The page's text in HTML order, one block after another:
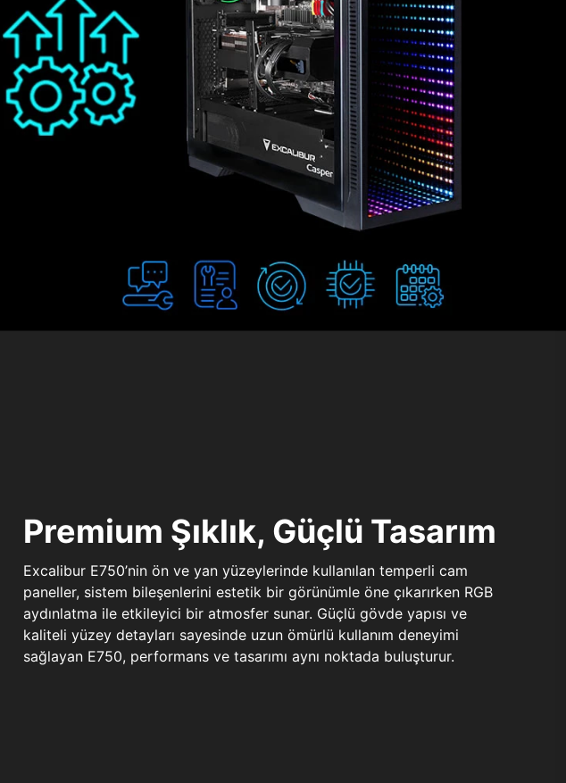
Premium Şıklık, Güçlü Tasarım
Excalibur E750’nin ön ve yan yüzeylerinde kullanılan temperli cam
paneller, sistem bileşenlerini estetik bir görünümle öne çıkarırken RGB
aydınlatma ile etkileyici bir atmosfer sunar. Güçlü gövde yapısı ve
kaliteli yüzey detayları sayesinde uzun ömürlü kullanım deneyimi
sağlayan E750, performans ve tasarımı aynı noktada buluşturur.